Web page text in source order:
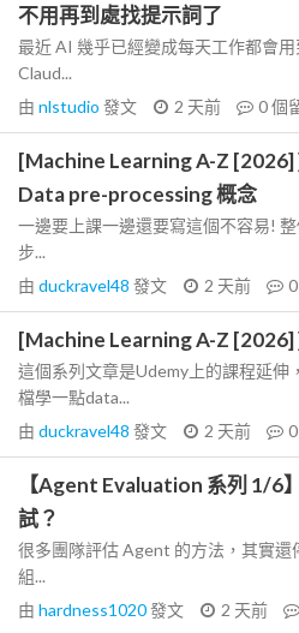
不用再到處找提示詞了
最近 AI 幾乎已經變成每天工作都會
Claud...
由 nlstudio 發文 2 天前 0個
[Machine Learning A-Z [2026]
Data pre-processing 概念
一邊要上課一邊還要寫這個不容易!
步...
由 duckravel48 發文 2 天前 0
[Machine Learning A-Z [2026]
這個系列文章是Udemy上的課程延伸
檔學一點data...
由 duckravel48 發文 2 天前 0
【Agent Evaluation 系列 1/6
試？
很多團隊評估 Agent 的方法，其實
組...
由 hardness1020發文 2 天前